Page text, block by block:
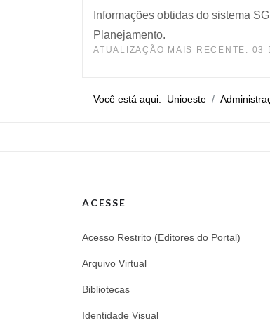
Informações obtidas do sistema
Planejamento.
ATUALIZAÇÃO MAIS RECENTE: 03
Você está aqui: Unioeste
ACESSE
Acesso Restrito (Editores do Portal)
Arquivo Virtual
Bibliotecas
Identidade Visual